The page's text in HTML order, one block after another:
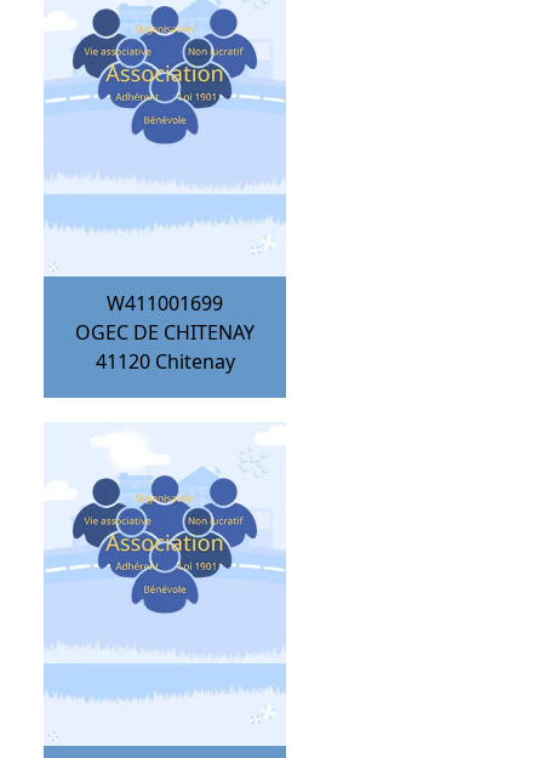
W411001699
OGEC DE CHITENAY
41120 Chitenay